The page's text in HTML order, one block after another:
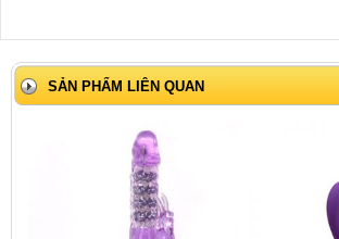
SẢN PHẨM LIÊN QUAN